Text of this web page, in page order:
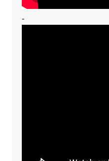
-